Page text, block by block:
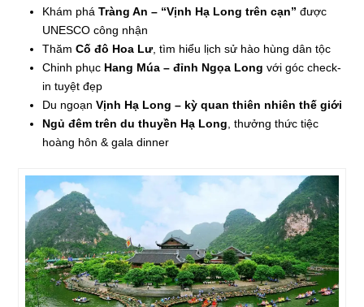
Khám pháTràng An – “Vịnh Hạ Long trên cạn” được
UNESCO công nhận
ThămCố đô Hoa Lư, tìm hiểu lịch sử hào hùng dân tộc
Chinh phục Hang Múa – đỉnh Ngọa Long với góc check-
in tuyệt đẹp
Du ngoạnVịnh Hạ Long – kỳ quan thiên nhiên thế giới
Ngủ đêm trên du thuyền Hạ Long , thưởng thức tiệc
hoàng hôn & gala dinner